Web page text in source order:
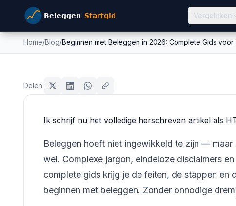
Vergelijken
Home/Blog/Beginnen met Beleggen in 2026: Complete Gids voor
Gids voor Beginners
Delen:
Ik schrijf nu het volledige herschreven artikel als
Beleggen hoeft niet ingewikkeld te zijn —
wel. Complexe jargon, eindeloze disclaimers
complete gids krijg je de feiten, de stappen en
beginnen met beleggen. Zonder onnodige